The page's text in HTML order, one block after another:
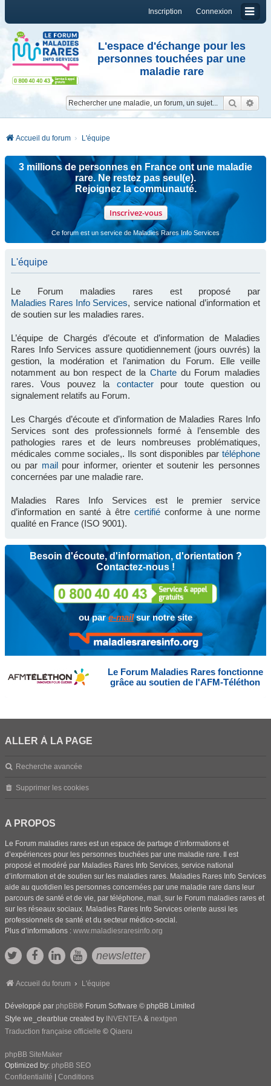
Connexion
Inscription
L'espace d'échange pour les
personnes touchées par une
maladie rare
Accueil du forum L'équipe
3 millions de personnes en France ont une maladie
rare. Ne restez pas seul(e).
Rejoignez la communauté.
Inscrivez-vous
Ce forum est un service de Maladies Rares Info Services
L'équipe
Le Forum maladies rares est proposé par
Maladies Rares Info Services, service national d’information et
de soutien sur les maladies rares.
L’équipe de Chargés d’écoute et d’information de Maladies
Rares Info Services assure quotidiennement (jours ouvrés) la
gestion, la modération et l’animation du Forum. Elle veille
notamment au bon respect de la Charte du Forum maladies
rares. Vous pouvez la contacterpour toute question ou
signalement relatifs au Forum.
Les Chargés d’écoute et d’information de Maladies Rares Info
Services sont des professionnels formé à l’ensemble des
pathologies rares et de leurs nombreuses problématiques,
médicales comme sociales,. Ils sont disponibles par téléphone
ou par mailpour informer, orienter et soutenir les personnes
concernées par une maladie rare.
Maladies Rares Info Services est le premier service
d’information en santé à êtrecertifié conforme à une norme
qualité en France (ISO 9001).
Besoin d'écoute, d'information, d'orientation ?
Contactez-nous !
ou pare-mailsur notre site
Le Forum Maladies Rares fonctionne
grâce au soutien de l'AFM-Téléthon
ALLER À LA PAGE
Recherche avancée
Supprimer les cookies
A PROPOS
Le Forum maladies rares est un espace de partage d’informations et
d’expériences pour les personnes touchées par une maladie rare. Il est
proposé et modéré par Maladies Rares Info Services, service national
d’information et de soutien sur les maladies rares. Maladies Rares Info Services
aide au quotidien les personnes concernées par une maladie rare dans leur
parcours de santé et de vie, par téléphone, mail, sur le Forum maladies rares et
sur les réseaux sociaux. Maladies Rares Info Services oriente aussi les
professionnels de santé et du secteur médico-social.
Plus d’informations : www.maladiesraresinfo.org
newsletter
Accueil du forum L'équipe
Développé par phpBB® Forum Software © phpBB Limited
Style we_clearblue created by INVENTEA & nextgen
Traduction française officielle © Qiaeru
phpBB SiteMaker
Optimized by: phpBB SEO
Confidentialité
Conditions